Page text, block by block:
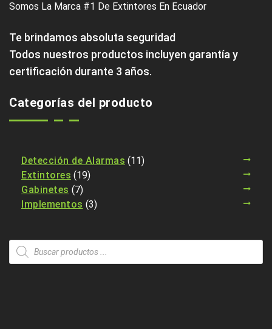
Somos La Marca #1 De Extintores En Ecuador
Te brindamos absoluta seguridad
Todos nuestros productos incluyen garantía y
certificación durante 3 años.
Categorías del producto
Detección de Alarmas (11)
Extintores (19)
Gabinetes (7)
Implementos (3)
Products
search